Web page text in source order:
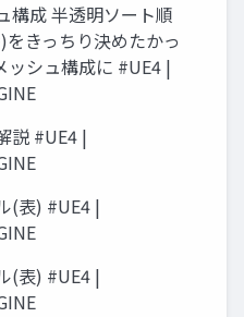
構成 半透明ソート順
きっちり決めたかっ
ッシュ構成に #UE4 |
説 #UE4 |
(表) #UE4 |
(表) #UE4 |